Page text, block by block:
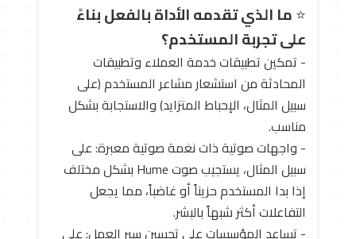
⭐ما الذي تقدمه الأداة بالفعل بناءً
على تجربة المستخدم؟
- تمكين تطبيقات خدمة العملاء وتطبيقات
المحادثة من استشعار مشاعر المستخدم (على
سبيل المثال، الإحباط المتزايد) والاستجابة بشكل
مناسب.
- واجهات صوتية ذات نغمة صوتية معبرة: على
سبيل المثال، يستجيب صوت Hume بشكل مختلف
إذا بدا المستخدم حزيناً أو غاضباً، مما يجعل
التفاعلات أكثر شبهاً بالبشر.
- تساعد المؤسسات على تحسين سير العمل: على